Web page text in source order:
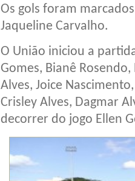
Os gols foram
Jaqueline Carvalho.
O União iniciou a
Gomes, Bianê
Alves, Joice
Crisley Alves, Dagmar
decorrer do jogo Ellen